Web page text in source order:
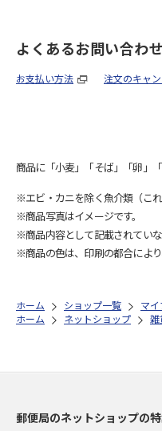
よくあるお問い合わせ
お支払い方法 注文のキャ
商品に「小麦」「そば」「卵」
※エビ・カニを除く魚介類（こ
※商品写真はイメージです。
※商品内容として記載されてい
※商品の色は、印刷の都合によ
ホーム ショップ一覧 マイ
ホーム
ネットショップ 雑
郵便局のネットショップの